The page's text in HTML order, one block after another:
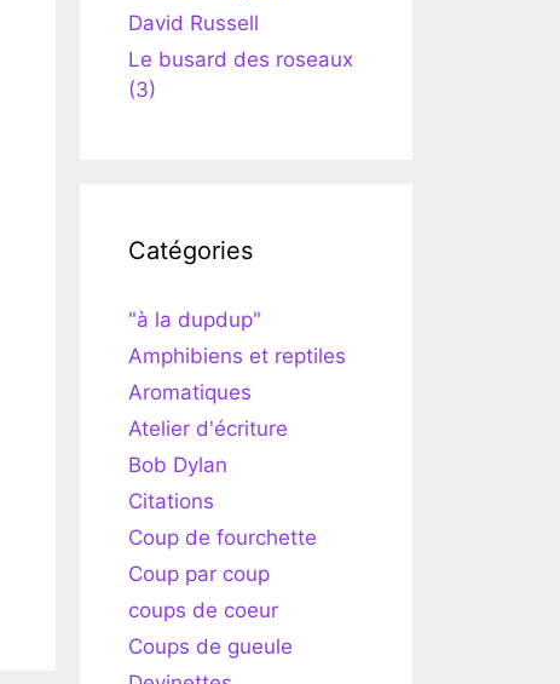
David Russell
Le busard des roseaux
(3)
Catégories
"à la dupdup"
Amphibiens et reptiles
Aromatiques
Atelier d'écriture
Bob Dylan
Citations
Coup de fourchette
Coup par coup
coups de coeur
Coups de gueule